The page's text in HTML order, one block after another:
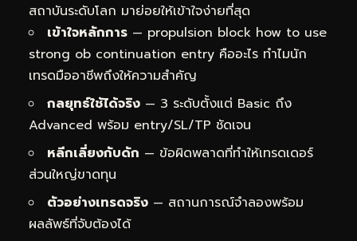
สถาบันระดับโลก มาย่อยให้เข้าใจง่ายที่สุด
เข้าใจหลักการ — propulsion block how to use
strong ob continuation entry คืออะไร ทำไมนัก
เทรดมืออาชีพถึงให้ความสำคัญ
กลยุทธ์ใช้ได้จริง — 3 ระดับตั้งแต่ Basic ถึง
Advanced พร้อม entry/SL/TP ชัดเจน
หลีกเลี่ยงกับดัก — ข้อผิดพลาดที่ทำให้เทรดเดอร์
ส่วนใหญ่ขาดทุน
ตัวอย่างเทรดจริง — สถานการณ์จำลองพร้อม
ผลลัพธ์ที่จับต้องได้